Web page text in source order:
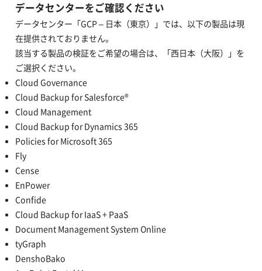
データセンターをご確認ください
データセンター「GCP – 日本（東京）」では、以下の製品は現
在提供されておりません。
該当する製品の検証をご希望の場合は、「西日本（大阪）」を
ご選択ください。
Cloud Governance
Cloud Backup for Salesforce®
Cloud Management
Cloud Backup for Dynamics 365
Policies for Microsoft 365
Fly
Cense
EnPower
Confide
Cloud Backup for IaaS + PaaS
Document Management System Online
tyGraph
DenshoBako